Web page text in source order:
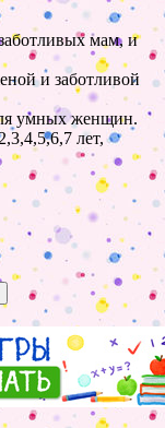
мам, и
и заботливой
умных женщин.
лет,